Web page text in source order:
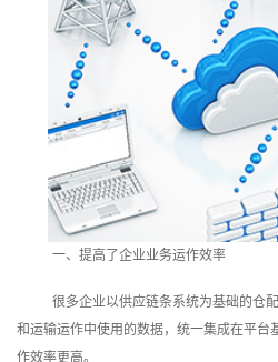
一、提高了企业业务运作效率
很多企业以供应链条系统为基础的仓
和运输运作中使用的数据，统一集成在平台
作效率更高。